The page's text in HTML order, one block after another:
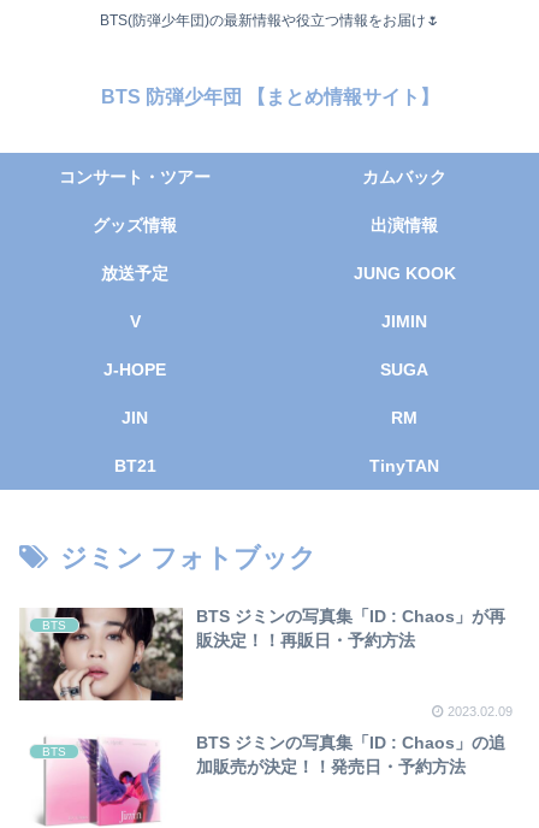
BTS(防弾少年団)の最新情報や役立つ情報をお届け🌷
BTS 防弾少年団 【まとめ情報サイト】
コンサート・ツアー カムバック
グッズ情報 出演情報
放送予定 JUNG KOOK
V JIMIN
J-HOPE SUGA
JIN RM
BT21 TinyTAN
ジミン フォトブック
BTS
BTS ジミンの写真集「ID : Chaos」が再
販決定！！再販日・予約方法
2023.02.09
BTS
BTS ジミンの写真集「ID : Chaos」の追
加販売が決定！！発売日・予約方法